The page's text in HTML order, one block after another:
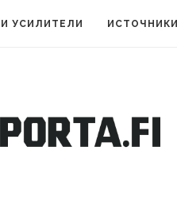
УСИЛИТЕЛИ ИСТОЧНИКИ